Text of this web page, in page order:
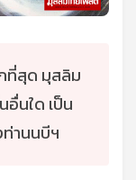
ที่สุด มุสลิม
อื่นใด เป็น
านนบีฯ